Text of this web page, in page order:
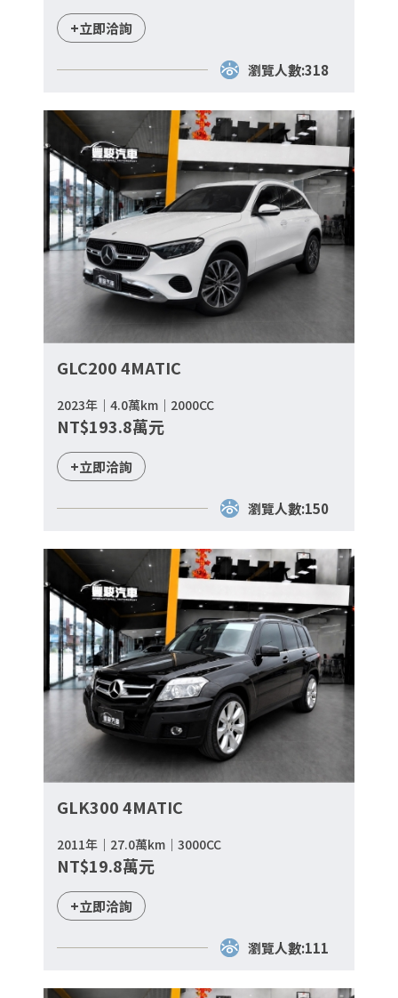
+立即洽詢
瀏覽人數:318
GLC200 4MATIC
2023年｜4.0萬km｜2000CC
NT$193.8萬元
+立即洽詢
瀏覽人數:150
GLK300 4MATIC
2011年｜27.0萬km｜3000CC
NT$19.8萬元
+立即洽詢
瀏覽人數:111